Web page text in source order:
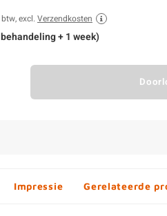
excl. Verzendkosten
+ 1 week)
Impressie Gerelateerde